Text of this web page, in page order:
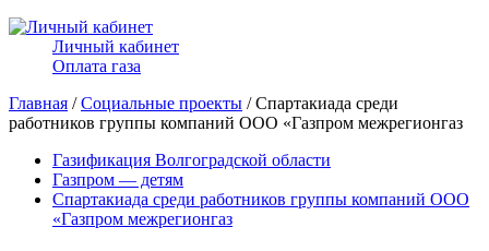
Личный кабинет
Оплата газа
Главная /Социальные проекты / Спартакиада среди
работников группы компаний ООО «Газпром межрегионгаз
Газификация Волгоградской области
Газпром — детям
Спартакиада среди работников группы компаний ООО
«Газпром межрегионгаз